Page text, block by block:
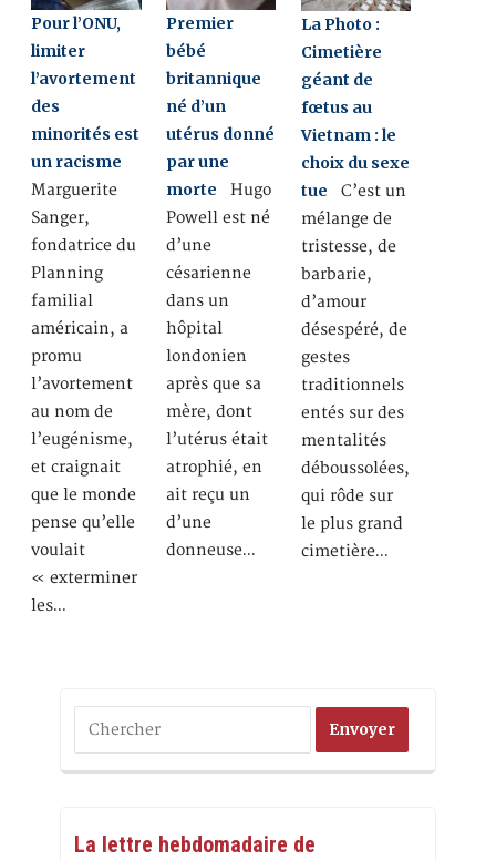
Pour l’ONU,
limiter
l’avortement
des
minorités est
un racisme
Marguerite
Sanger,
fondatrice du
Planning
familial
américain, a
promu
l’avortement
au nom de
l’eugénisme,
et craignait
que le monde
pense qu’elle
voulait
« exterminer
les…
Premier
bébé
britannique
né d’un
utérus donné
par une
morte Hugo
Powell est né
d’une
césarienne
dans un
hôpital
londonien
après que sa
mère, dont
l’utérus était
atrophié, en
ait reçu un
d’une
donneuse…
La Photo :
Cimetière
géant de
fœtus au
Vietnam : le
choix du sexe
tue C’est un
mélange de
tristesse, de
barbarie,
d’amour
désespéré, de
gestes
traditionnels
entés sur des
mentalités
déboussolées,
qui rôde sur
le plus grand
cimetière…
La lettre hebdomadaire de